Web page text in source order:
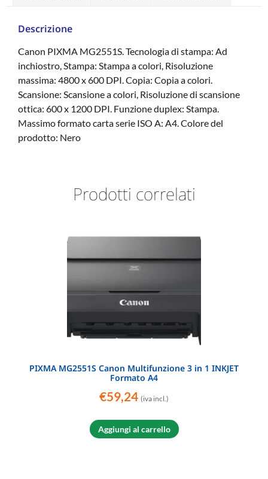
Descrizione
Canon PIXMA MG2551S. Tecnologia di stampa: Ad
inchiostro, Stampa: Stampa a colori, Risoluzione
massima: 4800 x 600 DPI. Copia: Copia a colori.
Scansione: Scansione a colori, Risoluzione di scansione
ottica: 600 x 1200 DPI. Funzione duplex: Stampa.
Massimo formato carta serie ISO A: A4. Colore del
prodotto: Nero
Prodotti correlati
PIXMA MG2551S Canon Multifunzione 3 in 1 INKJET
Formato A4
€59,24 (iva incl.)
Aggiungi al carrello